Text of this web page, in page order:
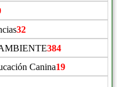
32
384
Canina19